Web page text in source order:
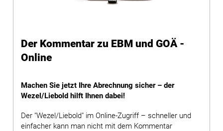
Der Kommentar zu EBM und GOÄ -
Online
Machen Sie jetzt Ihre Abrechnung sicher – der
Wezel/Liebold hilft Ihnen dabei!
Der "Wezel/Liebold" im Online-Zugriff – schneller und
einfacher kann man nicht mit dem Kommentar